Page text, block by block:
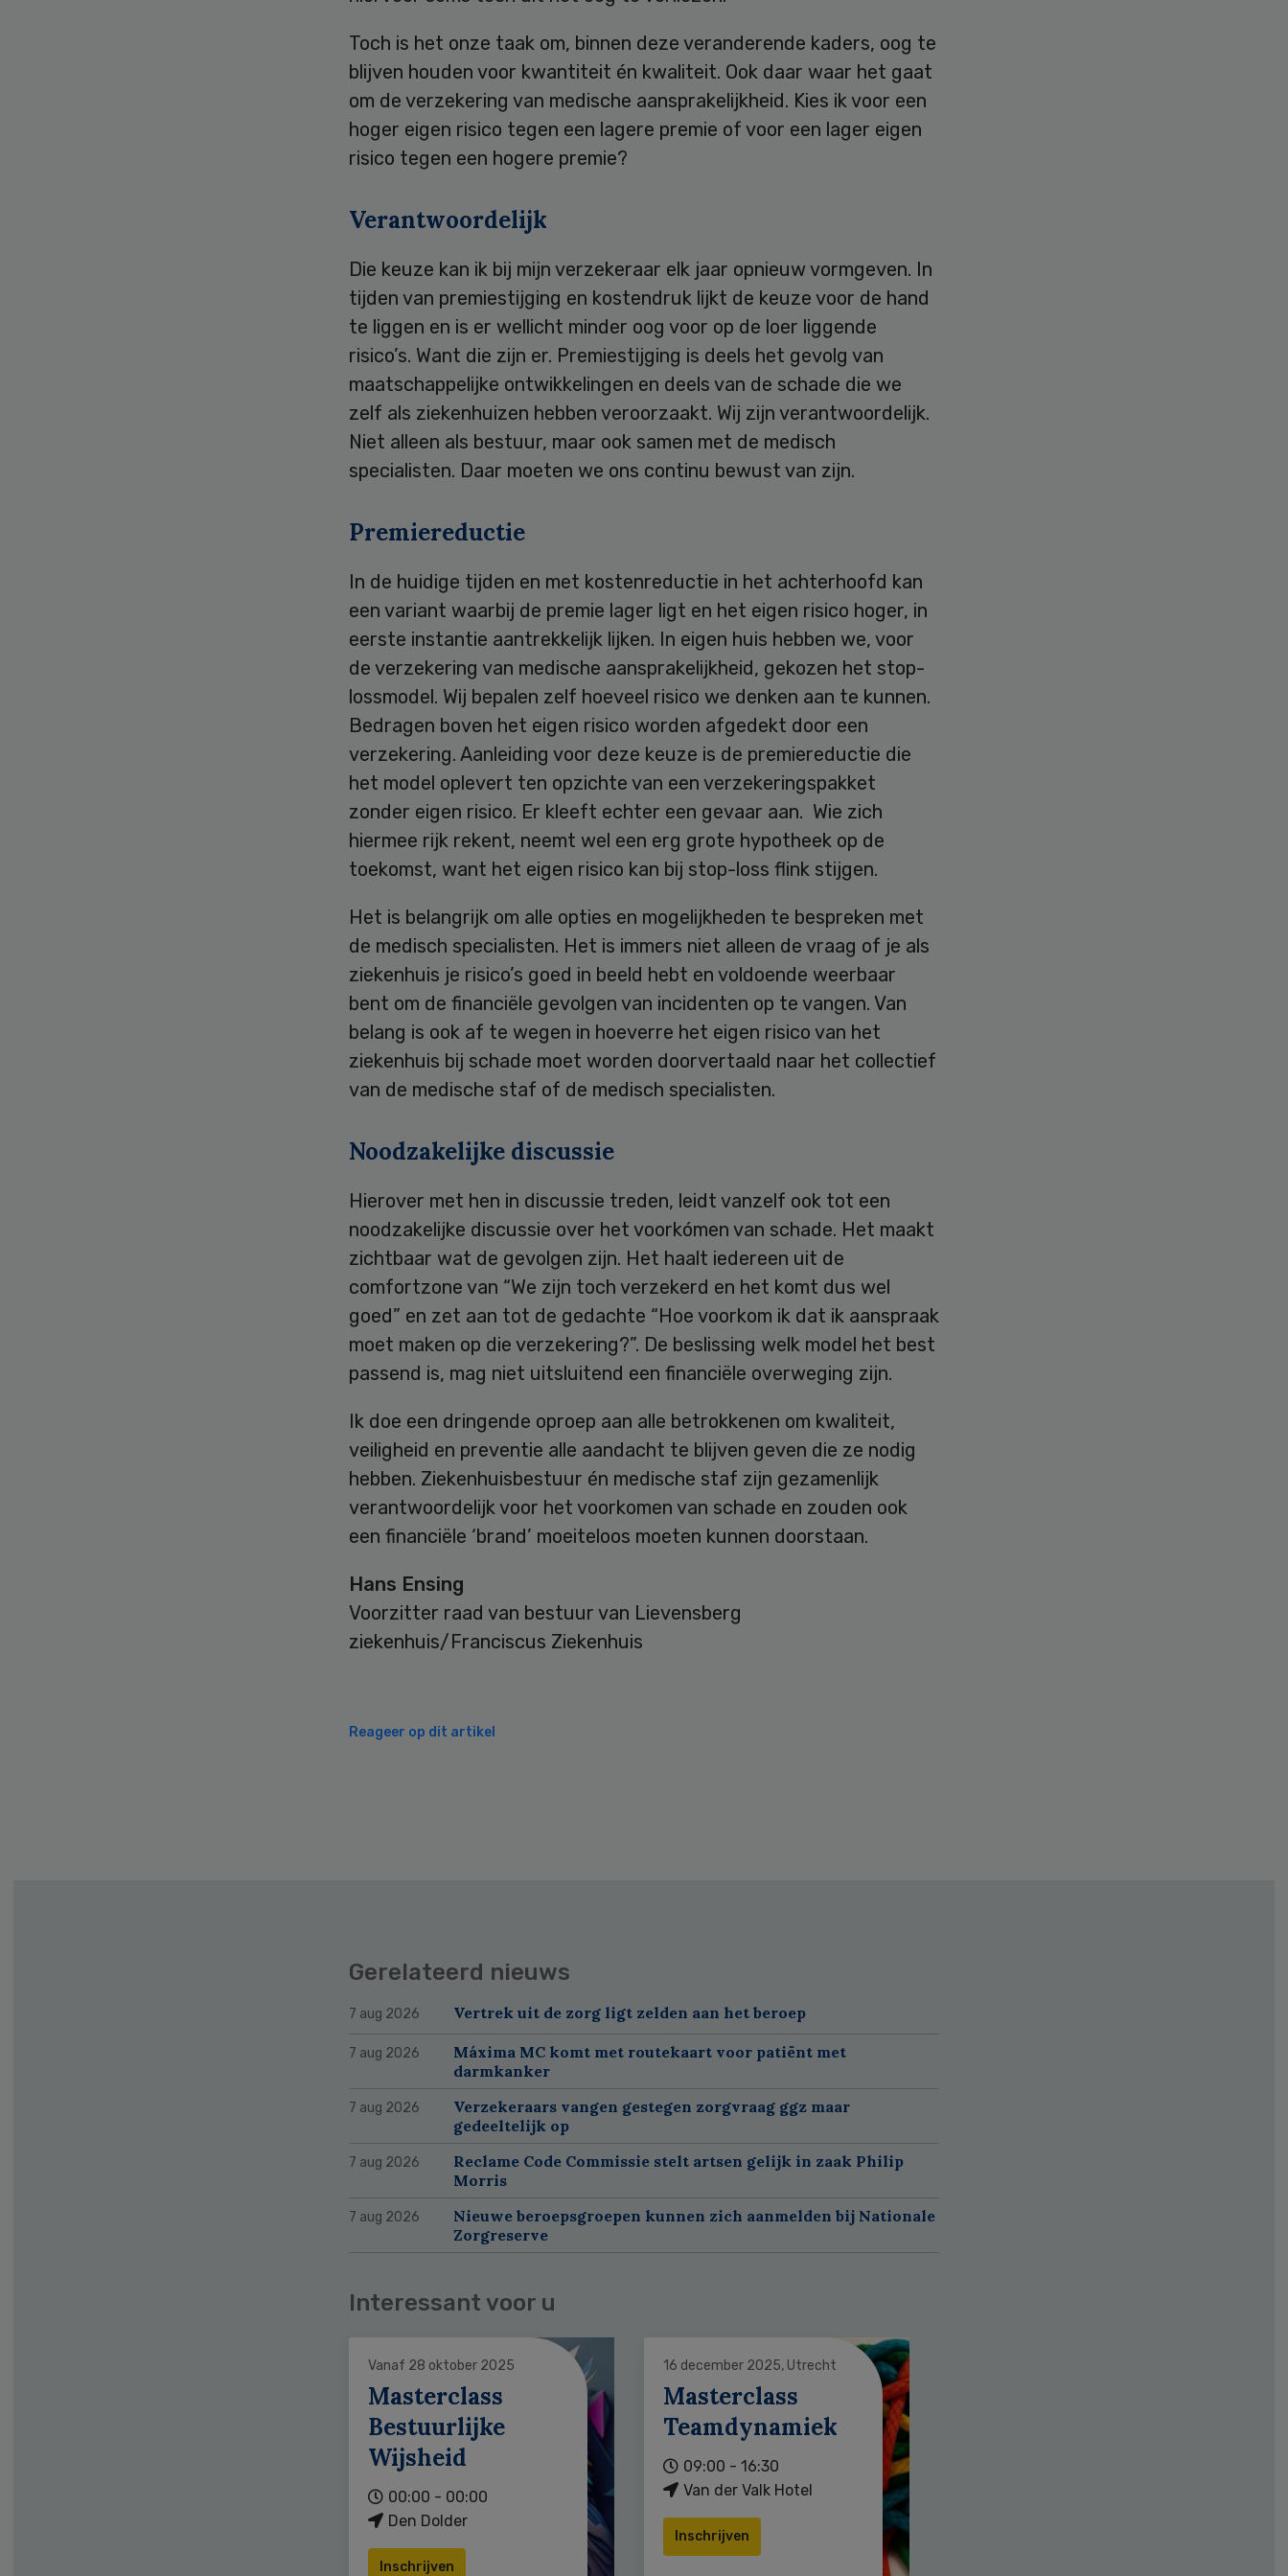
Toch is het onze taak om, binnen deze veranderende kaders, oog te
blijven houden voor kwantiteit én kwaliteit. Ook daar waar het gaat
om de verzekering van medische aansprakelijkheid. Kies ik voor een
hoger eigen risico tegen een lagere premie of voor een lager eigen
risico tegen een hogere premie?
Verantwoordelijk
Die keuze kan ik bij mijn verzekeraar elk jaar opnieuw vormgeven. In
tijden van premiestijging en kostendruk lijkt de keuze voor de hand
te liggen en is er wellicht minder oog voor op de loer liggende
risico’s. Want die zijn er. Premiestijging is deels het gevolg van
maatschappelijke ontwikkelingen en deels van de schade die we
zelf als ziekenhuizen hebben veroorzaakt. Wij zijn verantwoordelijk.
Niet alleen als bestuur, maar ook samen met de medisch
specialisten. Daar moeten we ons continu bewust van zijn.
Premiereductie
In de huidige tijden en met kostenreductie in het achterhoofd kan
een variant waarbij de premie lager ligt en het eigen risico hoger, in
eerste instantie aantrekkelijk lijken. In eigen huis hebben we, voor
de verzekering van medische aansprakelijkheid, gekozen het stop-
lossmodel. Wij bepalen zelf hoeveel risico we denken aan te kunnen.
Bedragen boven het eigen risico worden afgedekt door een
verzekering. Aanleiding voor deze keuze is de premiereductie die
het model oplevert ten opzichte van een verzekeringspakket
zonder eigen risico. Er kleeft echter een gevaar aan. Wie zich
hiermee rijk rekent, neemt wel een erg grote hypotheek op de
toekomst, want het eigen risico kan bij stop-loss flink stijgen.
Het is belangrijk om alle opties en mogelijkheden te bespreken met
de medisch specialisten. Het is immers niet alleen de vraag of je als
ziekenhuis je risico’s goed in beeld hebt en voldoende weerbaar
bent om de financiële gevolgen van incidenten op te vangen. Van
belang is ook af te wegen in hoeverre het eigen risico van het
ziekenhuis bij schade moet worden doorvertaald naar het collectief
van de medische staf of de medisch specialisten.
Noodzakelijke discussie
Hierover met hen in discussie treden, leidt vanzelf ook tot een
noodzakelijke discussie over het voorkómen van schade. Het maakt
zichtbaar wat de gevolgen zijn. Het haalt iedereen uit de
comfortzone van “We zijn toch verzekerd en het komt dus wel
goed” en zet aan tot de gedachte “Hoe voorkom ik dat ik aanspraak
moet maken op die verzekering?”. De beslissing welk model het best
passend is, mag niet uitsluitend een financiële overweging zijn.
Ik doe een dringende oproep aan alle betrokkenen om kwaliteit,
veiligheid en preventie alle aandacht te blijven geven die ze nodig
hebben. Ziekenhuisbestuur én medische staf zijn gezamenlijk
verantwoordelijk voor het voorkomen van schade en zouden ook
een financiële ‘brand’ moeiteloos moeten kunnen doorstaan.
Hans Ensing
Voorzitter raad van bestuur van Lievensberg
ziekenhuis/Franciscus Ziekenhuis
Reageer op dit artikel
Gerelateerd nieuws
7 aug 2026 Vertrek uit de zorg ligt zelden aan het beroep
7 aug 2026
Máxima MC komt met routekaart voor patiënt met
darmkanker
7 aug 2026
Verzekeraars vangen gestegen zorgvraag ggz maar
gedeeltelijk op
7 aug 2026
Reclame Code Commissie stelt artsen gelijk in zaak Philip
Morris
7 aug 2026
Nieuwe beroepsgroepen kunnen zich aanmelden bij Nationale
Zorgreserve
Interessant voor u
Vanaf 28 oktober 2025
Masterclass
Bestuurlijke
Wijsheid
00:00 - 00:00
Den Dolder
Inschrijven
16 december 2025, Utrecht
Masterclass
Teamdynamiek
09:00 - 16:30
Van der Valk Hotel
Inschrijven